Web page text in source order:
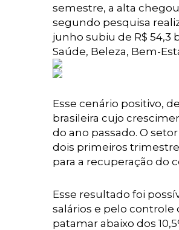
semestre, a alta
segundo pesquisa
junho subiu de R$ 54,3
Saúde, Beleza, Bem-
Esse cenário positivo,
brasileira cujo
do ano passado. O
dois primeiros
para a recuperação do
Esse resultado foi
salários e pelo controle
patamar abaixo dos